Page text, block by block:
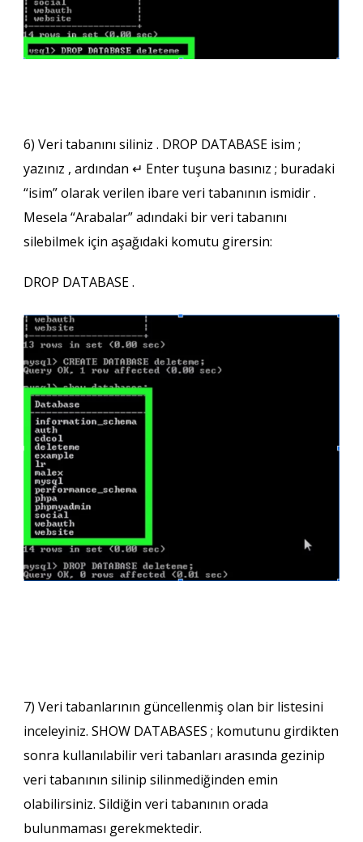
6) Veri tabanını siliniz . DROP DATABASE isim ;
yazınız , ardından ↵ Enter tuşuna basınız ; buradaki
“isim” olarak verilen ibare veri tabanının ismidir .
Mesela “Arabalar” adındaki birveri tabanını
silebilmek için aşağıdaki komutu girersin:
DROP DATABASE .
7) Veri tabanlarının güncellenmiş olan bir listesini
inceleyiniz. SHOW DATABASES ; komutunu girdikten
sonra kullanılabilir veri tabanları arasında gezinip
veri tabanının silinip silinmediğinden emin
olabilirsiniz. Sildiğin veri tabanının orada
bulunmaması gerekmektedir.